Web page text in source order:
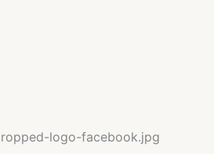
logo-facebook.jpg